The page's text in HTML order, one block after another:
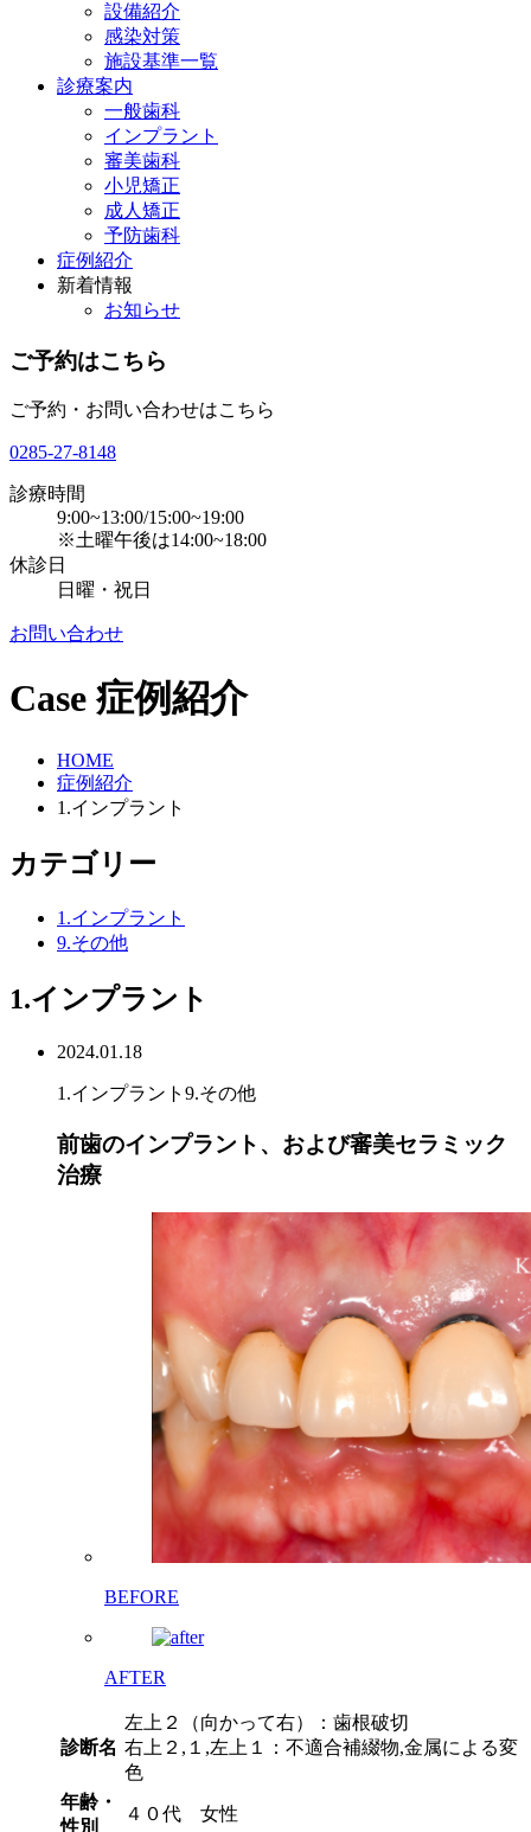
設備紹介
感染対策
施設基準一覧
診療案内
一般歯科
インプラント
審美歯科
小児矯正
成人矯正
予防歯科
症例紹介
新着情報
お知らせ
ご予約はこちら
ご予約・お問い合わせはこちら
0285-27-8148
診療時間
9:00~13:00/15:00~19:00
※土曜午後は14:00~18:00
休診日
日曜・祝日
お問い合わせ
Case 症例紹介
HOME
症例紹介
1.インプラント
カテゴリー
1.インプラント
9.その他
1.インプラント
2024.01.18
1.インプラント 9.その他
前歯のインプラント、および審美セラミック
治療
BEFORE
AFTER
診断名
左上２（向かって右）：歯根破切
右上２,１,左上１：不適合補綴物,金属による変
色
年齢・
性別
４０代 女性